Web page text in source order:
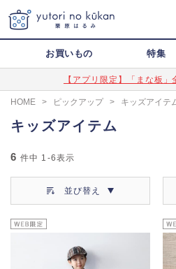
お買いもの 特集
【アプリ限定】「まな板
HOME > ピックアップ > キッズアイテ
キッズアイテム
6 件中 1-6表示
並び替え